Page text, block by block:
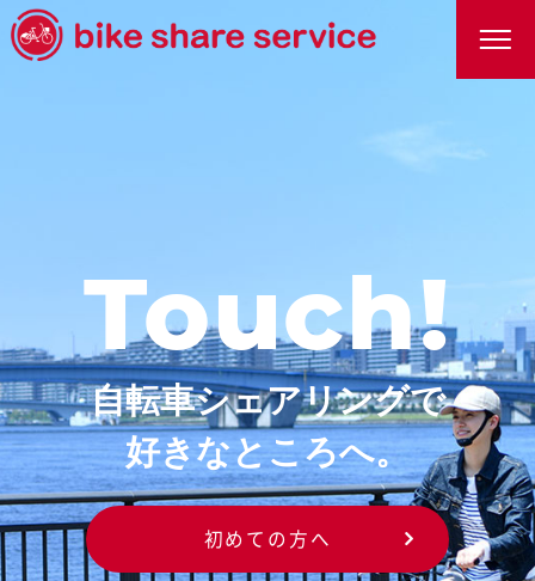
Touch!
自転車シェアリングで
好きなところへ。
初めての方へ